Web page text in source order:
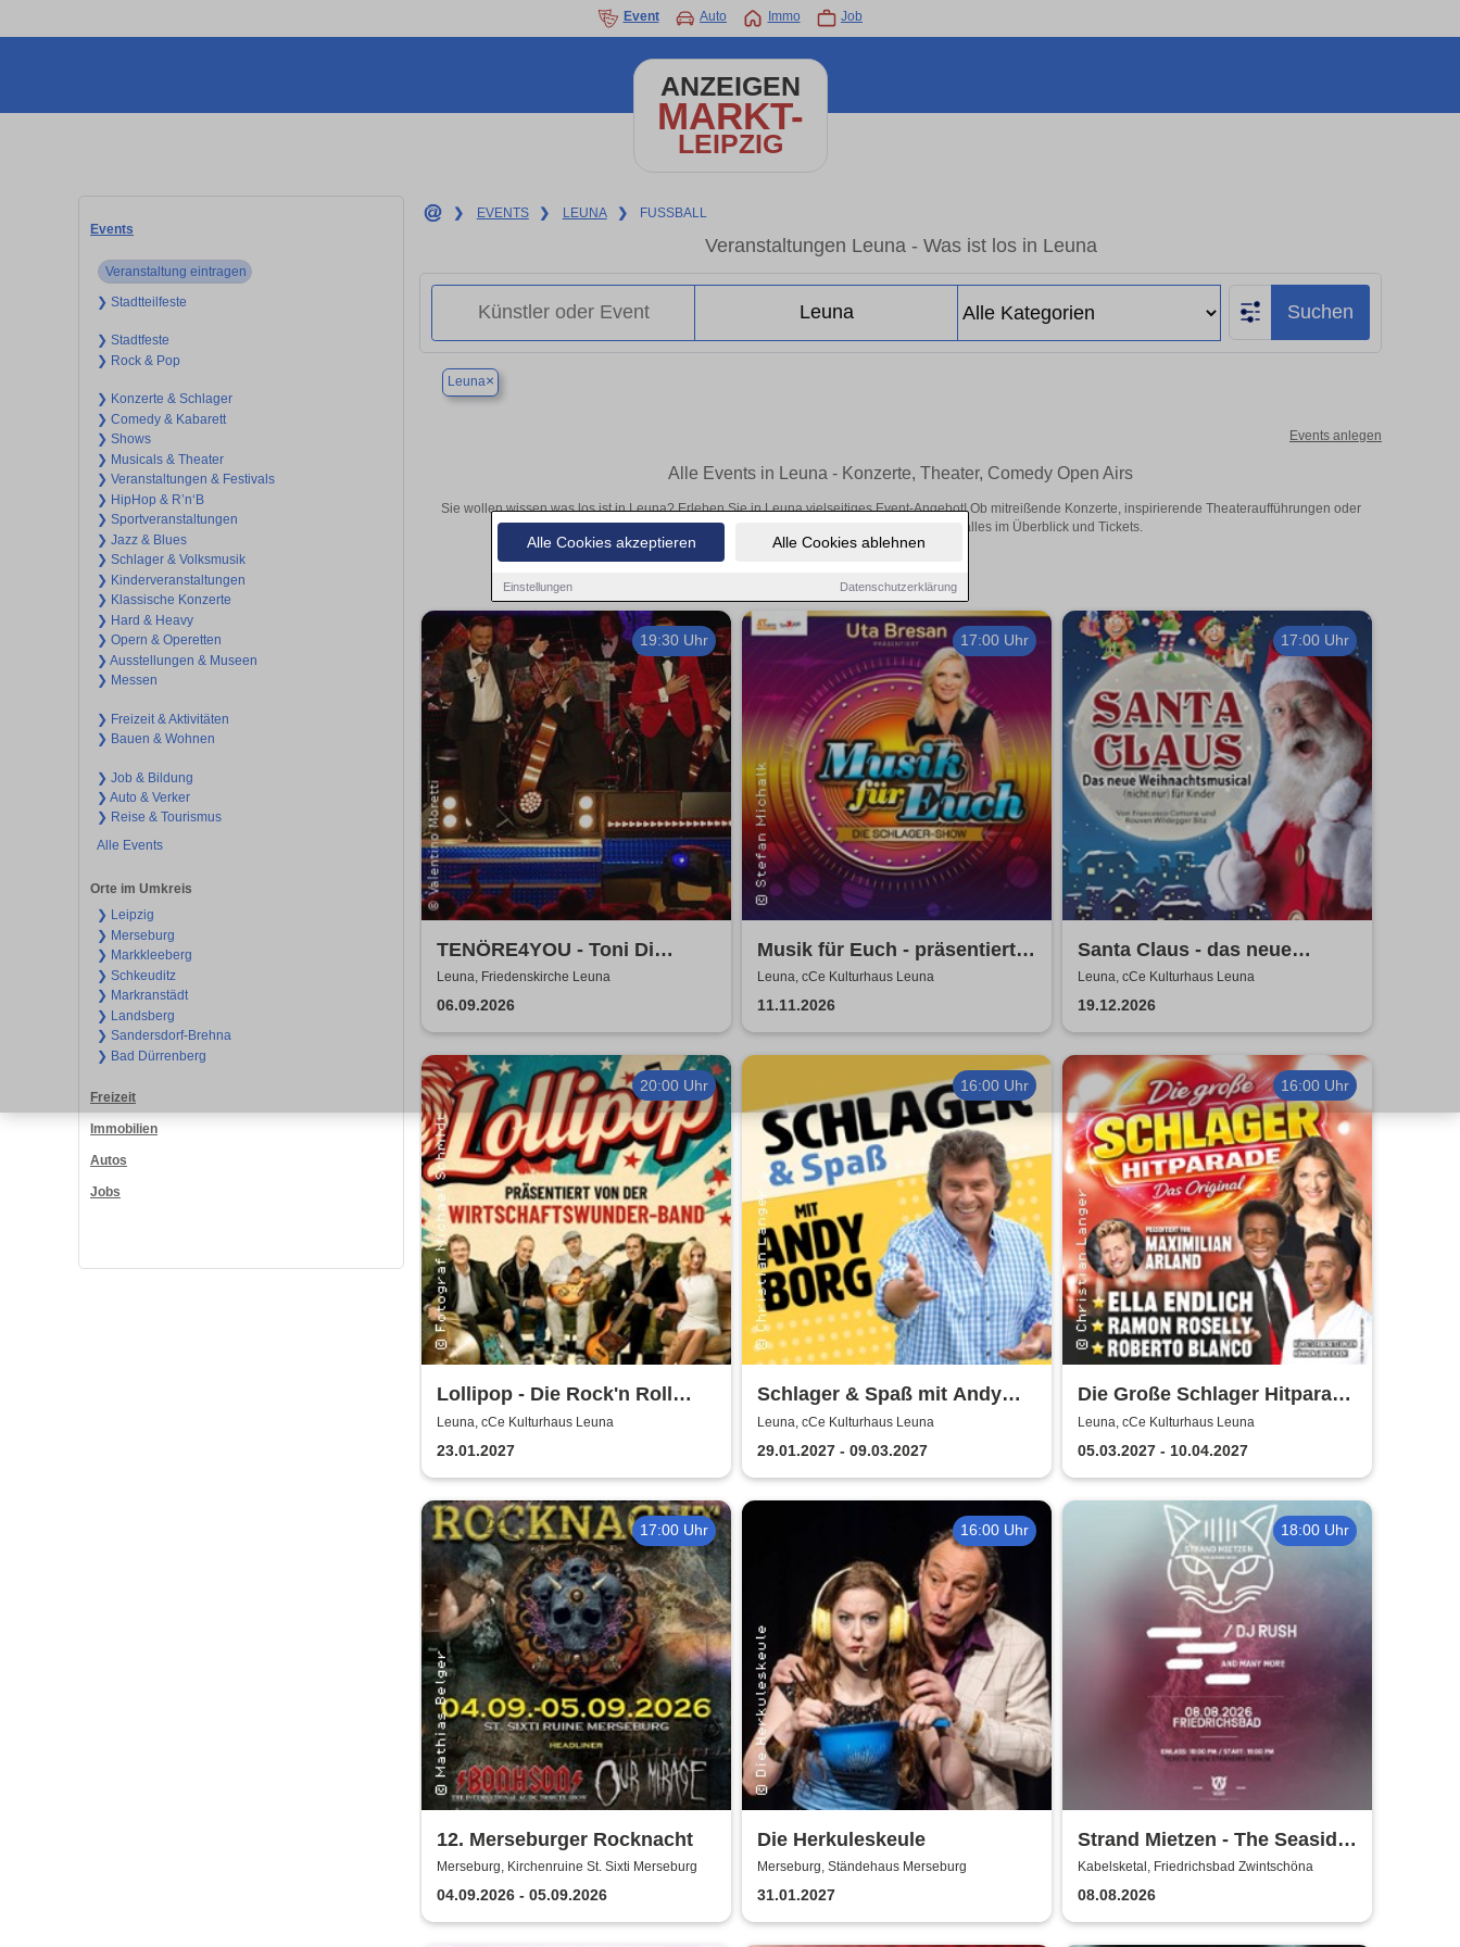
Alle Cookies akzeptieren Alle Cookies ablehnen
Einstellungen Datenschutzerklärung
Event Auto Immo Job
ANZEIGEN
MARKT-
LEIPZIG
Events
Veranstaltung eintragen
❯ Stadtteilfeste
❯ Stadtfeste
❯ Rock & Pop
❯ Konzerte & Schlager
❯ Comedy & Kabarett
❯ Shows
❯ Musicals & Theater
❯ Veranstaltungen & Festivals
❯ HipHop & R’n‘B
❯ Sportveranstaltungen
❯ Jazz & Blues
❯ Schlager & Volksmusik
❯ Kinderveranstaltungen
❯ Klassische Konzerte
❯ Hard & Heavy
❯ Opern & Operetten
❯ Ausstellungen & Museen
❯ Messen
❯ Freizeit & Aktivitäten
❯ Bauen & Wohnen
❯ Job & Bildung
❯ Auto & Verker
❯ Reise & Tourismus
Alle Events
Orte im Umkreis
❯ Leipzig
❯ Merseburg
❯ Markkleeberg
❯ Schkeuditz
❯ Markranstädt
❯ Landsberg
❯ Sandersdorf-Brehna
❯ Bad Dürrenberg
Freizeit
Immobilien
Autos
Jobs
❯ EVENTS ❯ LEUNA ❯ FUSSBALL
Veranstaltungen Leuna - Was ist los in Leuna
Suchen
Leuna×
Events anlegen
Alle Events in Leuna - Konzerte, Theater, Comedy Open Airs
Sie wollen wissen was los ist in Leuna? Erleben Sie in Leuna vielseitiges Event-Angebot! Ob mitreißende Konzerte, inspirierende Theateraufführungen oder
aufregende Veranstaltungen in Leuna – hier finden alles im Überblick und Tickets.
19:30 Uhr
TENÖRE4YOU - Toni Di
Napoli & Pietro Pato
Leuna, Friedenskirche Leuna
06.09.2026
17:00 Uhr
Musik für Euch - präsentiert
von Uta Bresan
Leuna, cCe Kulturhaus Leuna
11.11.2026
17:00 Uhr
Santa Claus - das neue
Weihnachtsmusical (nicht
nur) für Kinder
Leuna, cCe Kulturhaus Leuna
19.12.2026
20:00 Uhr
Lollipop - Die Rock'n Roll
Show - präsentiert von der
Wirtschaftswunder-Band
Leuna, cCe Kulturhaus Leuna
23.01.2027
16:00 Uhr
Schlager & Spaß mit Andy
Borg und Gästen
Leuna, cCe Kulturhaus Leuna
29.01.2027 - 09.03.2027
16:00 Uhr
Die Große Schlager Hitparade
- Das Original - 2027
Leuna, cCe Kulturhaus Leuna
05.03.2027 - 10.04.2027
17:00 Uhr
12. Merseburger Rocknacht
Merseburg, Kirchenruine St. Sixti Merseburg
04.09.2026 - 05.09.2026
16:00 Uhr
Die Herkuleskeule
Merseburg, Ständehaus Merseburg
31.01.2027
18:00 Uhr
Strand Mietzen - The Seaside
Rave
Kabelsketal, Friedrichsbad Zwintschöna
08.08.2026